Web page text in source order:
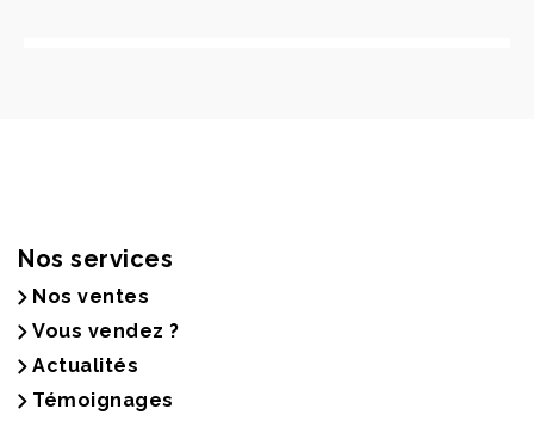
Nos services
Nos ventes
Vous vendez ?
Actualités
Témoignages